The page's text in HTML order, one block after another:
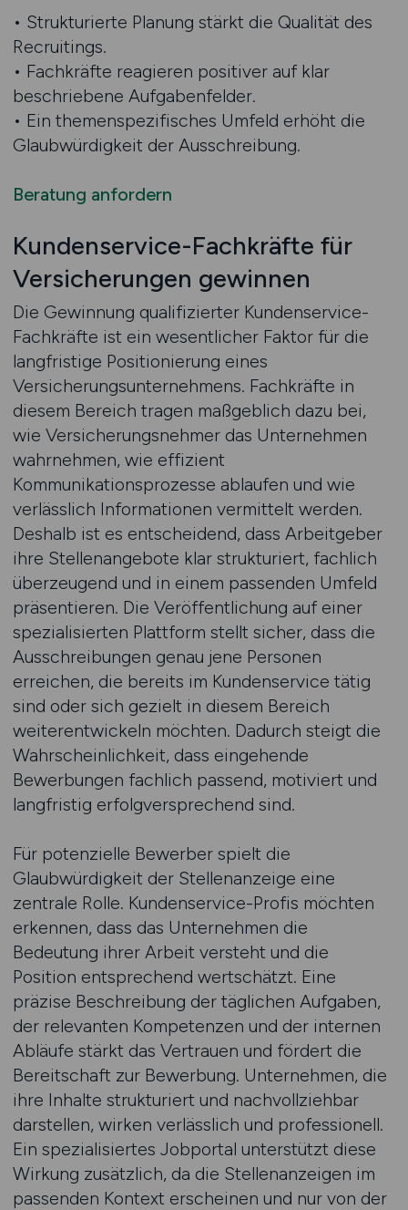
• Strukturierte Planung stärkt die Qualität des
Recruitings.
• Fachkräfte reagieren positiver auf klar
beschriebene Aufgabenfelder.
• Ein themenspezifisches Umfeld erhöht die
Glaubwürdigkeit der Ausschreibung.
Beratung anfordern
Kundenservice-Fachkräfte für
Versicherungen gewinnen
Die Gewinnung qualifizierter Kundenservice-
Fachkräfte ist ein wesentlicher Faktor für die
langfristige Positionierung eines
Versicherungsunternehmens. Fachkräfte in
diesem Bereich tragen maßgeblich dazu bei,
wie Versicherungsnehmer das Unternehmen
wahrnehmen, wie effizient
Kommunikationsprozesse ablaufen und wie
verlässlich Informationen vermittelt werden.
Deshalb ist es entscheidend, dass Arbeitgeber
ihre Stellenangebote klar strukturiert, fachlich
überzeugend und in einem passenden Umfeld
präsentieren. Die Veröffentlichung auf einer
spezialisierten Plattform stellt sicher, dass die
Ausschreibungen genau jene Personen
erreichen, die bereits im Kundenservice tätig
sind oder sich gezielt in diesem Bereich
weiterentwickeln möchten. Dadurch steigt die
Wahrscheinlichkeit, dass eingehende
Bewerbungen fachlich passend, motiviert und
langfristig erfolgversprechend sind.
Für potenzielle Bewerber spielt die
Glaubwürdigkeit der Stellenanzeige eine
zentrale Rolle. Kundenservice-Profis möchten
erkennen, dass das Unternehmen die
Bedeutung ihrer Arbeit versteht und die
Position entsprechend wertschätzt. Eine
präzise Beschreibung der täglichen Aufgaben,
der relevanten Kompetenzen und der internen
Abläufe stärkt das Vertrauen und fördert die
Bereitschaft zur Bewerbung. Unternehmen, die
ihre Inhalte strukturiert und nachvollziehbar
darstellen, wirken verlässlich und professionell.
Ein spezialisiertes Jobportal unterstützt diese
Wirkung zusätzlich, da die Stellenanzeigen im
passenden Kontext erscheinen und nur von der